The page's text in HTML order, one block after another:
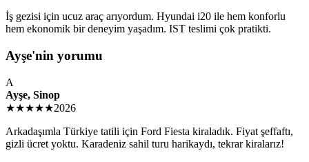
İş gezisi için ucuz araç arıyordum. Hyundai i20 ile hem konforlu
hem ekonomik bir deneyim yaşadım. IST teslimi çok pratikti.
Ayşe'nin yorumu
A
Ayşe, Sinop
★★★★★2026
Arkadaşımla Türkiye tatili için Ford Fiesta kiraladık. Fiyat şeffaftı,
gizli ücret yoktu. Karadeniz sahil turu harikaydı, tekrar kiralarız!